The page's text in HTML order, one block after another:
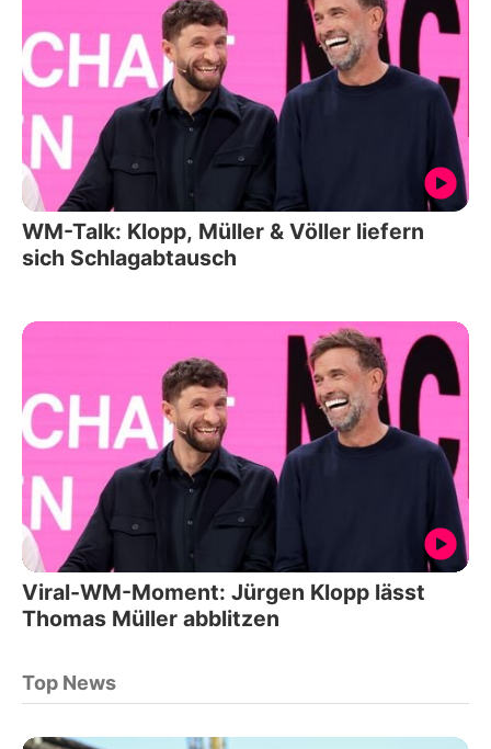
WM-Talk: Klopp, Müller & Völler liefern
sich Schlagabtausch
Viral-WM-Moment: Jürgen Klopp lässt
Thomas Müller abblitzen
Top News